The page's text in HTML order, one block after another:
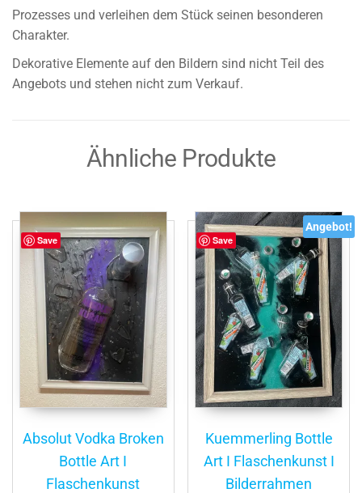
Prozesses und verleihen dem Stück seinen besonderen
Charakter.
Dekorative Elemente auf den Bildern sind nicht Teil des
Angebots und stehen nicht zum Verkauf.
Ähnliche Produkte
Save
Absolut Vodka Broken
Bottle Art I
Flaschenkunst
Save
Angebot!
Kuemmerling Bottle
Art I Flaschenkunst I
Bilderrahmen